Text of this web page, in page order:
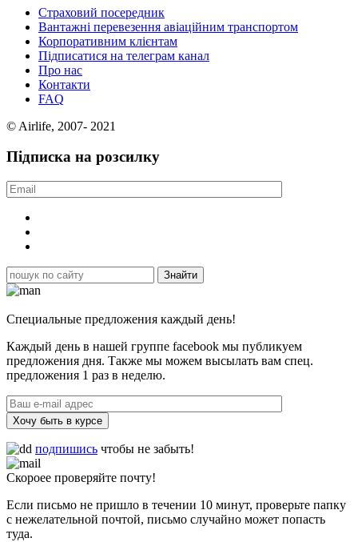
Страховий посередник
Вантажні перевезення авіаційним транспортом
Корпоративним клієнтам
Підписатися на телеграм канал
Про нас
Контакти
FAQ
© Airlife, 2007- 2021
Підписка на розсилку
Специальные предложения каждый день!
Каждый день в нашей группе facebook мы публикуем
предложения дня. Также мы можем высылать вам спец.
предложения 1 раз в неделю.
Хочу быть в курсе
подпишись чтобы не забыть!
Скороее проверяйте почту!
Если письмо не пришло в течении 10 минут, проверьте папку
с нежелательной почтой, письмо случайно может попасть
туда.